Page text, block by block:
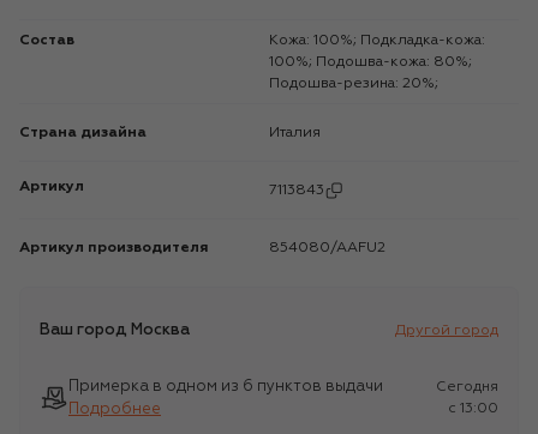
Состав
Кожа: 100%; Подкладка-кожа:
100%; Подошва-кожа: 80%;
Подошва-резина: 20%;
Страна дизайна Италия
Артикул 7113843
Артикул производителя 854080/AAFU2
Ваш город Москва Другой город
Примерка в одном из 6 пунктов выдачи
Подробнее
Сегодня
c 13:00